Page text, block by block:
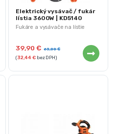
Fukáre a vysávače na lístie
Elektrický vysávač / fukár
lístia 3600W | KD5140
39,90€ 63,00€
(32,44€bez DPH)